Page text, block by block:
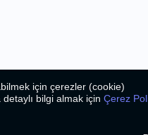
için çerezler (cookie)
detaylı bilgi almak için Çerez